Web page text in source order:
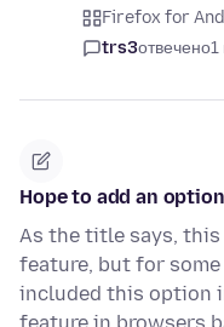
Firefox for
trs3отвечено1
Hope to add an
As the title says, this
feature, but for some
included this option